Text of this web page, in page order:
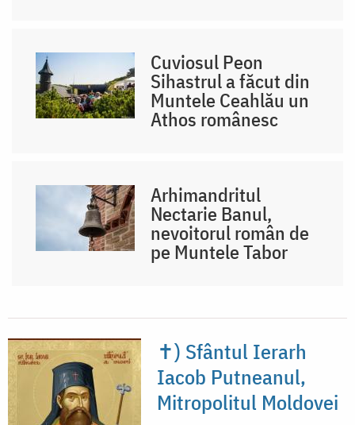
Cuviosul Peon
Sihastrul a făcut din
Muntele Ceahlău un
Athos românesc
Arhimandritul
Nectarie Banul,
nevoitorul român de
pe Muntele Tabor
✝) Sfântul Ierarh
Iacob Putneanul,
Mitropolitul Moldovei